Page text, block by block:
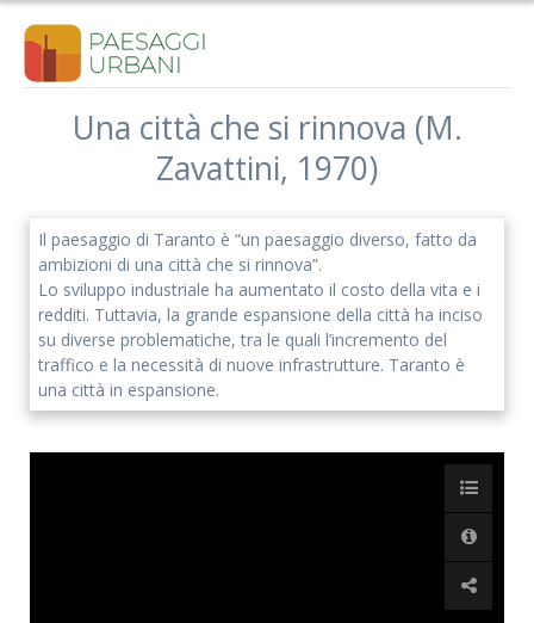
Iscriviti alla nostra newsletter
nostro progetto di ricerca.
Salta
Una città che si rinnova (M.
Zavattini, 1970)
Il paesaggio di Taranto è “un paesaggio diverso, fatto da
ambizioni di una città che si rinnova”.
Lo sviluppo industriale ha aumentato il costo della vita e i
redditi. Tuttavia, la grande espansione della città ha inciso
su diverse problematiche, tra le quali l’incremento del
traffico e la necessità di nuove infrastrutture. Taranto è
una città in espansione.